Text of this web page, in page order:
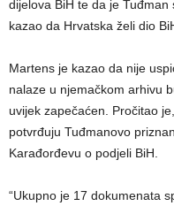
dijelova BiH te da je
kazao da Hrvatska želi dio
Martens je kazao da nije
nalaze u njemačkom arhivu
uvijek zapečaćen. Pročitao
potvrđuju Tuđmanovo
Karađorđevu o podjeli BiH.
“Ukupno je 17 dokumenata